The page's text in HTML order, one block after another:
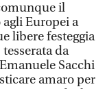
il
Europei a
libere festeggia
da
Sacchi
amaro per